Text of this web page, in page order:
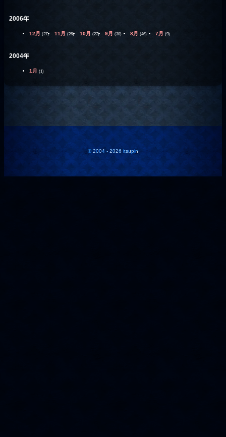
2006年
12月 (27) 11月 (26) 10月 (27) 9月 (30) 8月 (46) 7月 (9)
2004年
1月 (1)
© 2004 - 2026 itsupin